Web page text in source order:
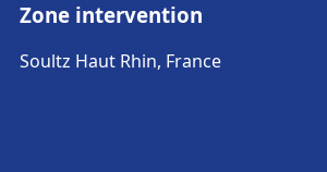
Zone intervention
Soultz Haut Rhin, France